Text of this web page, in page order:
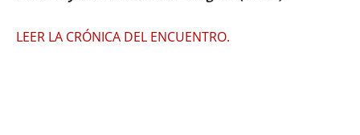
LEER LA CRÓNICA DEL ENCUENTRO.